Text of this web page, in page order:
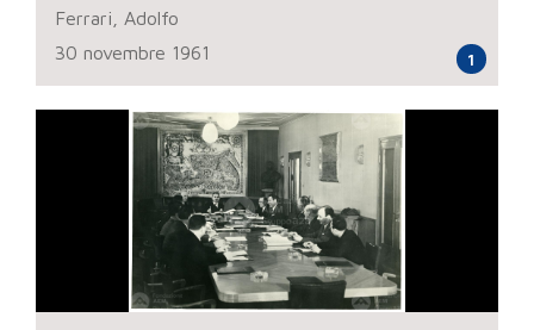
Ferrari, Adolfo
30 novembre 1961
1